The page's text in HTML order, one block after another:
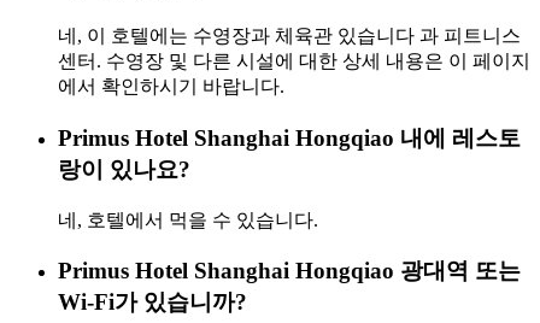
네, 이 호텔에는 수영장과 체육관 있습니다 과 피트니스
센터. 수영장 및 다른 시설에 대한 상세 내용은 이 페이지
에서 확인하시기 바랍니다.
Primus Hotel Shanghai Hongqiao 내에 레스토
랑이 있나요?
네, 호텔에서 먹을 수 있습니다.
Primus Hotel Shanghai Hongqiao 광대역 또는
Wi-Fi가 있습니까?